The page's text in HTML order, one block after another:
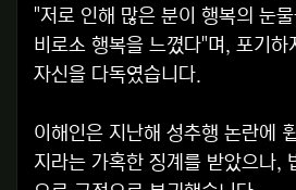
"저로 인해 많은 분이 행복의 눈
비로소 행복을 느꼈다"며, 포기하
자신을 다독였습니다.
이해인은 지난해 성추행 논란에
지라는 가혹한 징계를 받았으나,